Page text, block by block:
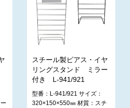
スチール製ピアス・イヤ
リングスタンド ミラー
付き L-941/921
型番：L-941/921 サイズ：
320×150×550㎜ 材質：スチ